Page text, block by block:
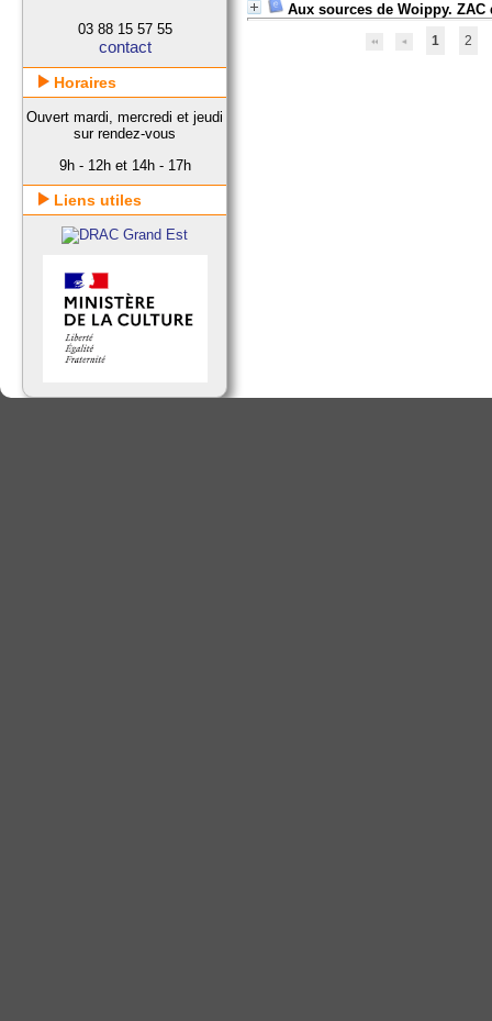
Aux sources de Woippy. ZAC
1 2
03 88 15 57 55
contact
Horaires
Ouvert mardi, mercredi et jeudi
sur rendez-vous
9h - 12h et 14h - 17h
Liens utiles